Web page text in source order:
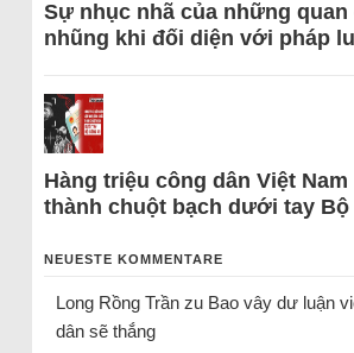
Sự nhục nhã của những
nhũng khi đối diện với pháp
Hàng triệu công dân Việt
thành chuột bạch dưới tay Bộ
NEUESTE KOMMENTARE
Long Rồng Trầnzu Bao vây dư luận
dân sẽ thắng